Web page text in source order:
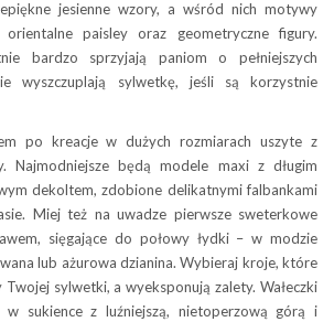
jesienne wzory, a wśród nich motywy
paisley oraz geometryczne figury.
bardzo sprzyjają paniom o pełniejszych
wyszczuplają sylwetkę, jeśli są korzystnie
po kreacje w dużych rozmiarach uszyte z
Najmodniejsze będą modele maxi z długim
dekoltem, zdobione delikatnymi falbankami
Miej też na uwadze pierwsze sweterkowe
sięgające do połowy łydki – w modzie
lub ażurowa dzianina. Wybieraj kroje, które
Twojej sylwetki, a wyeksponują zalety. Wałeczki
w sukience z luźniejszą, nietoperzową górą i